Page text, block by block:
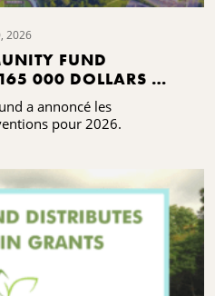
2026
FUND
000 DOLLARS DE
a annoncé les
pour 2026.